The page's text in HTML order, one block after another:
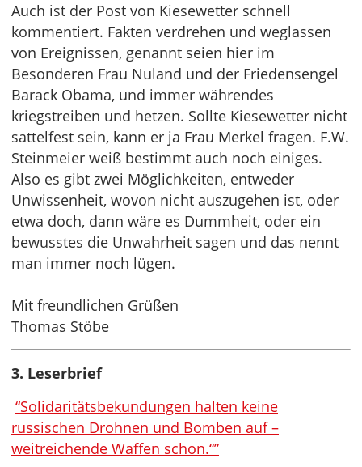
Auch ist der Post von Kiesewetter schnell
kommentiert. Fakten verdrehen und weglassen
von Ereignissen, genannt seien hier im
Besonderen Frau Nuland und der Friedensengel
Barack Obama, und immer währendes
kriegstreiben und hetzen. Sollte Kiesewetter nicht
sattelfest sein, kann er ja Frau Merkel fragen. F.W.
Steinmeier weiß bestimmt auch noch einiges.
Also es gibt zwei Möglichkeiten, entweder
Unwissenheit, wovon nicht auszugehen ist, oder
etwa doch, dann wäre es Dummheit, oder ein
bewusstes die Unwahrheit sagen und das nennt
man immer noch lügen.
Mit freundlichen Grüßen
Thomas Stöbe
3. Leserbrief
“Solidaritätsbekundungen halten keine
russischen Drohnen und Bomben auf –
weitreichende Waffen schon.“”